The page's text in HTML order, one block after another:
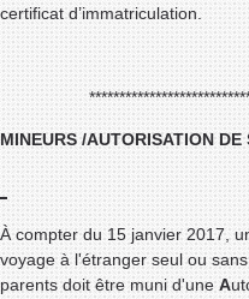
certificat d’immatriculation.
MINEURS /AUTORISATION
À compter du 15 janvier 2017,
voyage à l'étranger seul ou
parents doit être muni d'une A